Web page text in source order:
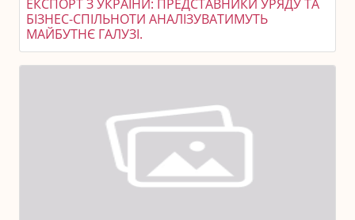
ЕКСПОРТ З УКРАЇНИ: ПРЕДСТАВНИКИ УРЯДУ ТА
БІЗНЕС-СПІЛЬНОТИ АНАЛІЗУВАТИМУТЬ
МАЙБУТНЄ ГАЛУЗІ.